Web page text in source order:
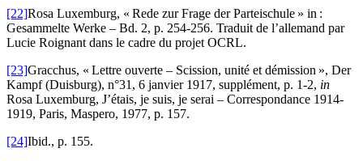
[22]Rosa Luxemburg, « Rede zur Frage der Parteischule » in :
Gesammelte Werke – Bd. 2, p. 254-256. Traduit de l’allemand par
Lucie Roignant dans le cadre du projet OCRL.
[23]Gracchus, « Lettre ouverte – Scission, unité et démission », Der
Kampf (Duisburg), n°31, 6 janvier 1917, supplément, p. 1-2, in
Rosa Luxemburg, J’étais, je suis, je serai – Correspondance 1914-
1919, Paris, Maspero, 1977, p. 157.
[24]Ibid., p. 155.